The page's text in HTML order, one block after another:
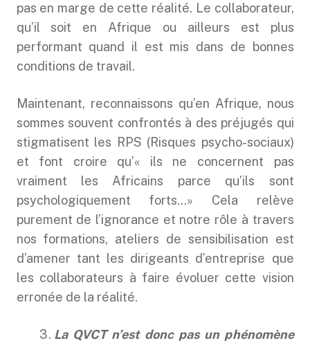
pas en marge de cette réalité. Le collaborateur,
qu’il soit en Afrique ou ailleurs est plus
performant quand il est mis dans de bonnes
conditions de travail.
Maintenant, reconnaissons qu’en Afrique, nous
sommes souvent confrontés à des préjugés qui
stigmatisent les RPS (Risques psycho-sociaux)
et font croire qu’« ils ne concernent pas
vraiment les Africains parce qu’ils sont
psychologiquement forts…» Cela relève
purement de l’ignorance et notre rôle à travers
nos formations, ateliers de sensibilisation est
d’amener tant les dirigeants d’entreprise que
les collaborateurs à faire évoluer cette vision
erronée de la réalité.
La QVCT n’est donc pas un phénomène